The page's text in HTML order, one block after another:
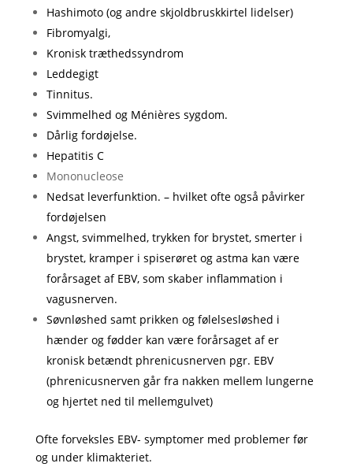
Hashimoto (og andre skjoldbruskkirtel lidelser)
Fibromyalgi,
Kronisk træthedssyndrom
Leddegigt
Tinnitus.
Svimmelhed og Ménières sygdom.
Dårlig fordøjelse.
Hepatitis C
Mononucleose
Nedsat leverfunktion. – hvilket ofte også påvirker
fordøjelsen
Angst, svimmelhed, trykken for brystet, smerter i
brystet, kramper i spiserøret og astma kan være
forårsaget af EBV, som skaber inflammation i
vagusnerven.
Søvnløshed samt prikken og følelsesløshed i
hænder og fødder kan være forårsaget af er
kronisk betændt phrenicusnerven pgr. EBV
(phrenicusnerven går fra nakken mellem lungerne
og hjertet ned til mellemgulvet)
Ofte forveksles EBV- symptomer med problemer før
og under klimakteriet.